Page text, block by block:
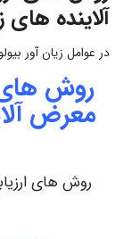
آلاینده
در عوامل زیان آور
روش ‌های
معرض
روش ‌های